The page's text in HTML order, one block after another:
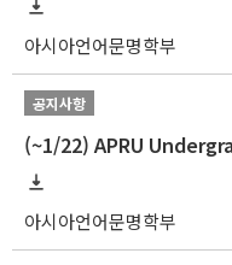
아시아언어문명학부
공지사항
아시아언어문명학부